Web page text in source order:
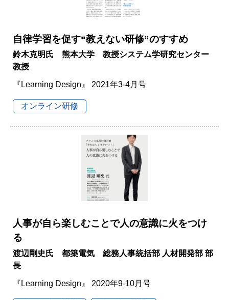
自律学習を促す“教えない研修”のすすめ
鈴木克明氏 熊本大学 教授システム学研究センター
教授
『Learning Design』 2021年3-4月号
オンライン研修
人事が自ら楽しむことで人の意識に火をつけ
る
渡辺剛史氏 都築電気 総務人事統括部 人材開発部 部
長
『Learning Design』 2020年9-10月号